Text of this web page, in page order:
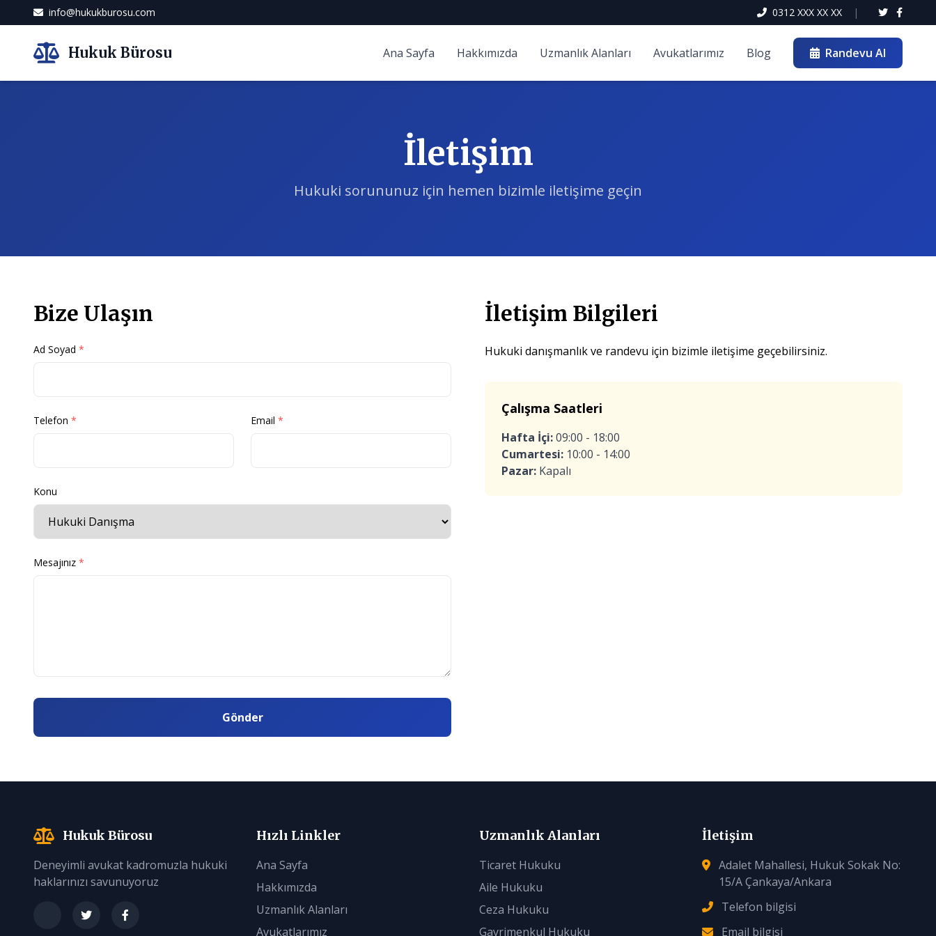
info@hukukburosu.com 0312 XXX XX XX |
Hukuk Bürosu Ana Sayfa Hakkımızda Uzmanlık Alanları Avukatlarımız Blog Randevu Al
İletişim
Hukuki sorununuz için hemen bizimle iletişime geçin
Bize Ulaşın
Ad Soyad *
Telefon * Email *
Konu
Mesajınız *
Gönder
İletişim Bilgileri
Hukuki danışmanlık ve randevu için bizimle iletişime geçebilirsiniz.
Çalışma Saatleri
Hafta İçi:09:00 - 18:00
Cumartesi: 10:00 - 14:00
Pazar: Kapalı
Hukuk Bürosu
Deneyimli avukat kadromuzla hukuki
haklarınızı savunuyoruz
Hızlı Linkler
Ana Sayfa
Hakkımızda
Uzmanlık Alanları
Avukatlarımız
Uzmanlık Alanları
Ticaret Hukuku
Aile Hukuku
Ceza Hukuku
Gayrimenkul Hukuku
İletişim
Adalet Mahallesi, Hukuk Sokak No:
15/A Çankaya/Ankara
Telefon bilgisi
Email bilgisi